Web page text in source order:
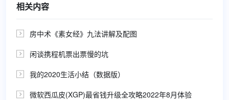
相关内容
 房中术《素女经》九法讲解及配图
 闲谈携程机票出票慢的坑
 我的2020生活小结（数据版）
 微软西瓜皮(XGP)最省钱升级全攻略2022年8月体验